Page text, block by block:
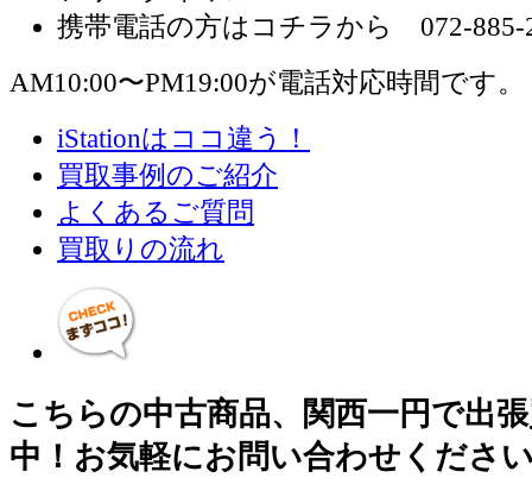
携帯電話の方はコチラから 072-885-
AM10:00〜PM19:00が電話対応時間です。
iStationはココ違う！
買取事例のご紹介
よくあるご質問
買取りの流れ
こちらの中古商品、関西一円で出
中！お気軽にお問い合わせくださ